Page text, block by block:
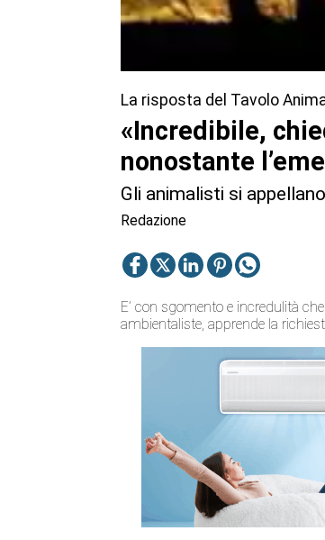
La risposta del Tavolo
«Incredibile,
nonostante
Gli animalisti si
Redazione
E’ con sgomento e incredulità
ambientaliste, apprende la